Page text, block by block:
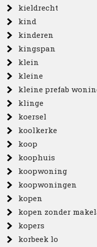
kieldrecht
kind
kinderen
kingspan
klein
kleine
kleine prefab
klinge
koersel
koolkerke
koop
koophuis
koopwoning
koopwoningen
kopen
kopen zonder
kopers
korbeek lo